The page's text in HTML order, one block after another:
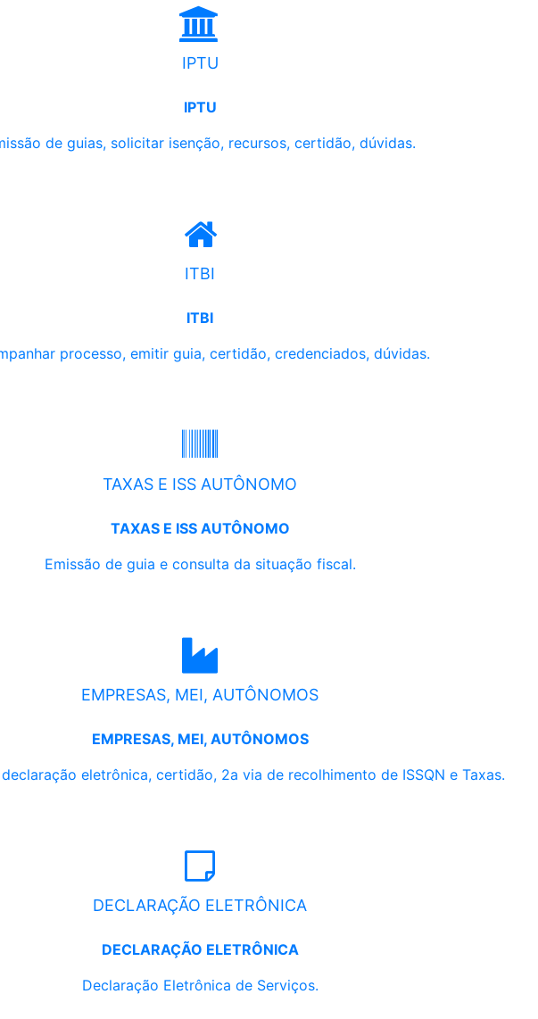
IPTU
IPTU
de guias, solicitar isenção, recursos, certidão, dúvidas.
ITBI
ITBI
processo, emitir guia, certidão, credenciados, dúvidas.
TAXAS E ISS AUTÔNOMO
TAXAS E ISS AUTÔNOMO
Emissão de guia e consulta da situação fiscal.
EMPRESAS, MEI, AUTÔNOMOS
EMPRESAS, MEI, AUTÔNOMOS
eletrônica, certidão, 2a via de recolhimento de ISSQN e Taxas.
DECLARAÇÃO ELETRÔNICA
DECLARAÇÃO ELETRÔNICA
Declaração Eletrônica de Serviços.